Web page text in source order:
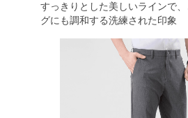
すっきりとした美しいラインで
グにも調和する洗練された印象